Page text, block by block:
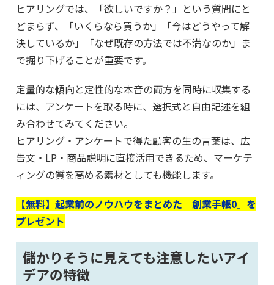
ヒアリングでは、「欲しいですか？」という質問にと
どまらず、「いくらなら買うか」「今はどうやって解
決しているか」「なぜ既存の方法では不満なのか」ま
で掘り下げることが重要です。
定量的な傾向と定性的な本音の両方を同時に収集する
には、アンケートを取る時に、選択式と自由記述を組
み合わせてみてください。
ヒアリング・アンケートで得た顧客の生の言葉は、広
告文・LP・商品説明に直接活用できるため、マーケテ
ィングの質を高める素材としても機能します。
【無料】起業前のノウハウをまとめた『創業手帳0』を
プレゼント
儲かりそうに見えても注意したいアイ
デアの特徴